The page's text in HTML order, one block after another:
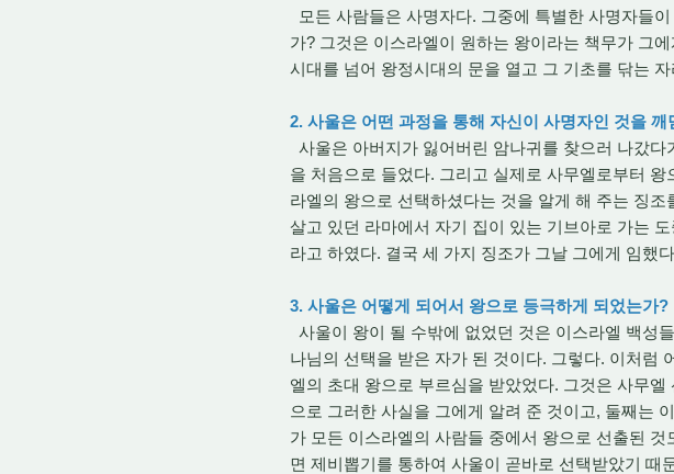
모든 사람들은 사명자다. 그중에 특별한 사명자들
가? 그것은 이스라엘이 원하는 왕이라는 책무가 그
시대를 넘어 왕정시대의 문을 열고 그 기초를 닦는
2. 사울은 어떤 과정을 통해 자신이 사명자인 것을 깨
사울은 아버지가 잃어버린 암나귀를 찾으러 나갔
을 처음으로 들었다. 그리고 실제로 사무엘로부터
라엘의 왕으로 선택하셨다는 것을 알게 해 주는 징
살고 있던 라마에서 자기 집이 있는 기브아로 가는
라고 하였다. 결국 세 가지 징조가 그날 그에게 임했
3. 사울은 어떻게 되어서 왕으로 등극하게 되었는가?
사울이 왕이 될 수밖에 없었던 것은 이스라엘 백성
나님의 선택을 받은 자가 된 것이다. 그렇다. 이처럼
엘의 초대 왕으로 부르심을 받았었다. 그것은 사무
으로 그러한 사실을 그에게 알려 준 것이고, 둘째는
가 모든 이스라엘의 사람들 중에서 왕으로 선출된
면 제비뽑기를 통하여 사울이 곧바로 선택받았기 때